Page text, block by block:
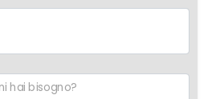
hai bisogno?